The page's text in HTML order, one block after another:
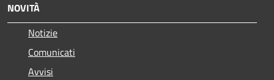
NOVITÀ
Notizie
Comunicati
Avvisi